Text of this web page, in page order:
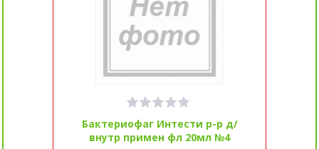
Бактериофаг Интести р-р д/
внутр примен фл 20мл №4